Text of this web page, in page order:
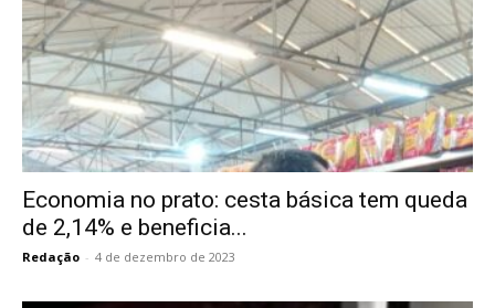
Economia no prato: cesta básica tem queda
de 2,14% e beneficia...
Redação - 4 de dezembro de 2023